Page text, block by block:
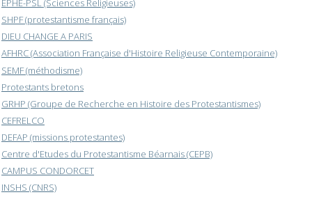
EPHE-PSL (Sciences Religieuses)
SHPF (protestantisme français)
DIEU CHANGE A PARIS
AFHRC (Association Française d'Histoire Religieuse Contemporaine)
SEMF (méthodisme)
Protestants bretons
GRHP (Groupe de Recherche en Histoire des Protestantismes)
CEFRELCO
DEFAP (missions protestantes)
Centre d'Etudes du Protestantisme Béarnais (CEPB)
CAMPUS CONDORCET
INSHS (CNRS)